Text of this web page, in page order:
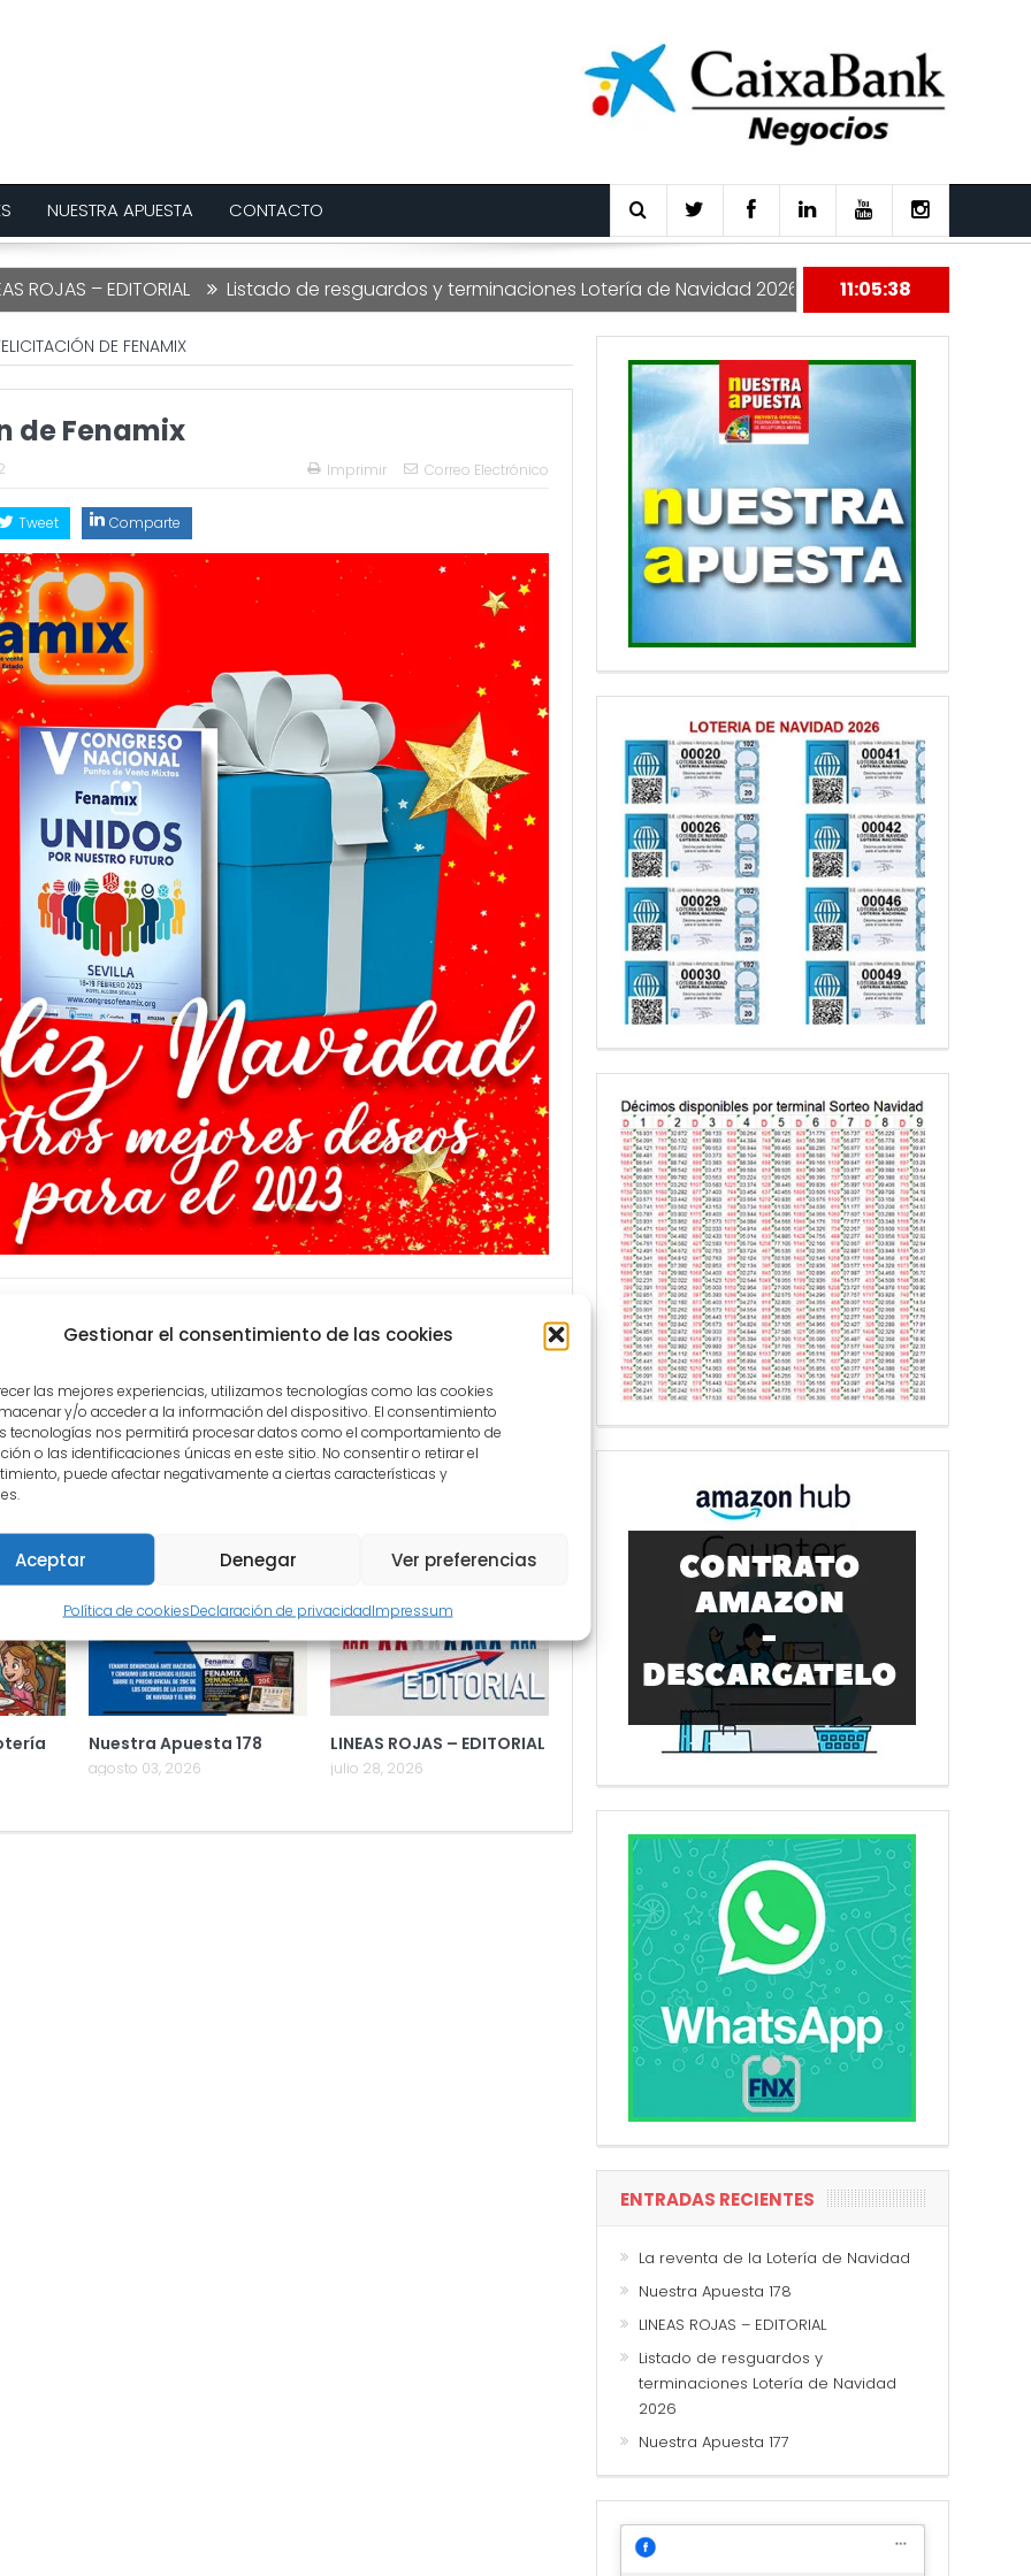
Gestionar el consentimiento de las cookies
las mejores experiencias, utilizamos tecnologías como las cookies
y/o acceder a la información del dispositivo. El consentimiento
tecnologías nos permitirá procesar datos como el comportamiento de
o las identificaciones únicas en este sitio. No consentir o retirar el
puede afectar negativamente a ciertas características y
Aceptar Denegar Ver preferencias
Política de cookiesDeclaración de privacidadImpressum
NUESTRA APUESTA CONTACTO
– EDITORIAL Listado de resguardos y terminaciones Lotería de Navidad 2026 Nuestra Apuesta 177
11:05:39
DE FENAMIX
de Fenamix
Imprimir Correo Electrónico
Tweet Comparte
de Navidad –
Siguiente
Nuestra Apuesta 135
Nuestra Apuesta 178
agosto 03, 2026
LINEAS ROJAS – EDITORIAL
julio 28, 2026
ENTRADAS RECIENTES
La reventa de la Lotería de Navidad
Nuestra Apuesta 178
LINEAS ROJAS – EDITORIAL
Listado de resguardos y
terminaciones Lotería de Navidad
2026
Nuestra Apuesta 177